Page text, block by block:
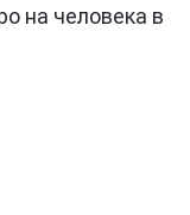
на человека в